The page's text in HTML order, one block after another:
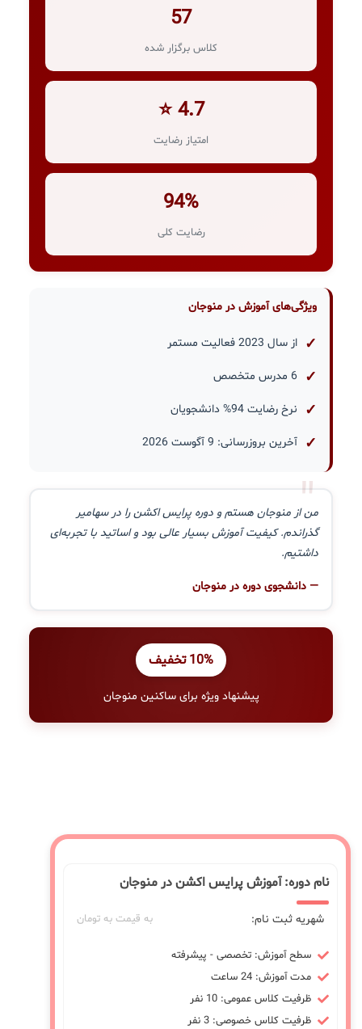
57
کلاس برگزار شده
4.7 ⭐
امتیاز رضایت
94%
رضایت کلی
ویژگی‌های آموزش در منوجان
از سال 2023 فعالیت مستمر
6 مدرس متخصص
نرخ رضایت 94% دانشجویان
آخرین بروزرسانی: 9 آگوست 2026
"
من از منوجان هستم و دوره پرایس اکشن را در سهامیر
گذراندم. کیفیت آموزش بسیار عالی بود و اساتید با تجربه‌ای
داشتیم.
— دانشجوی دوره در منوجان
10% تخفیف
پیشنهاد ویژه برای ساکنین منوجان
نام دوره: آموزش پرایس اکشن در منوجان
شهریه ثبت نام: به قیمت به تومان
سطح آموزش: تخصصی - پیشرفته
مدت آموزش: 24 ساعت
ظرفیت کلاس عمومی: 10 نفر
ظرفیت کلاس خصوصی: 3 نفر